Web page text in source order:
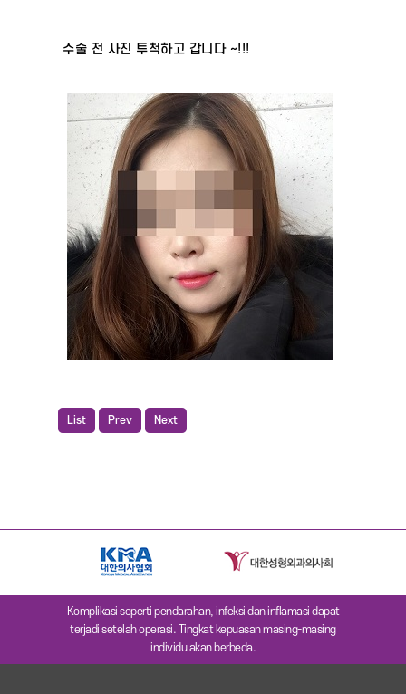
수술 전 사진 투척하고 갑니다 ~!!!
List Prev Next
Komplikasi seperti pendarahan, infeksi dan inflamasi dapat
terjadi setelah operasi. Tingkat kepuasan masing-masing
individu akan berbeda.